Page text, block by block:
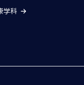
学科